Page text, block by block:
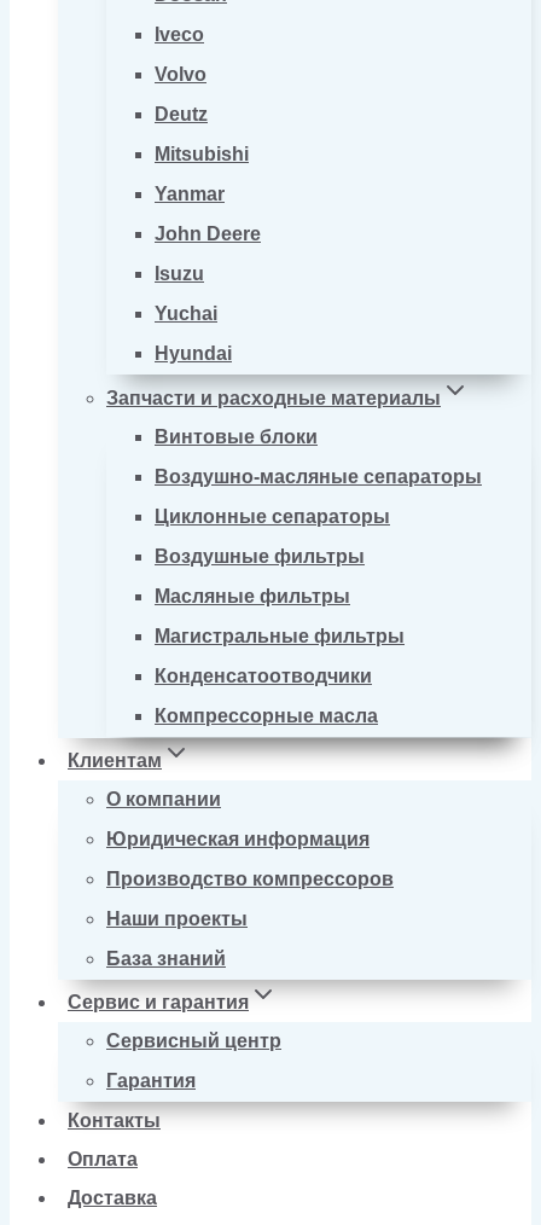
Iveco
Volvo
Deutz
Mitsubishi
Yanmar
John Deere
Isuzu
Yuchai
Hyundai
Запчасти и расходные материалы
Винтовые блоки
Воздушно-масляные сепараторы
Циклонные сепараторы
Воздушные фильтры
Масляные фильтры
Магистральные фильтры
Конденсатоотводчики
Компрессорные масла
Клиентам
О компании
Юридическая информация
Производство компрессоров
Наши проекты
База знаний
Сервис и гарантия
Сервисный центр
Гарантия
Контакты
Оплата
Доставка